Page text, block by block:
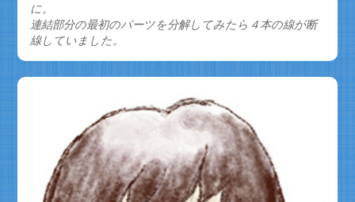
に。
連結部分の最初のパーツを分解してみたら４本の線が断
線していました。